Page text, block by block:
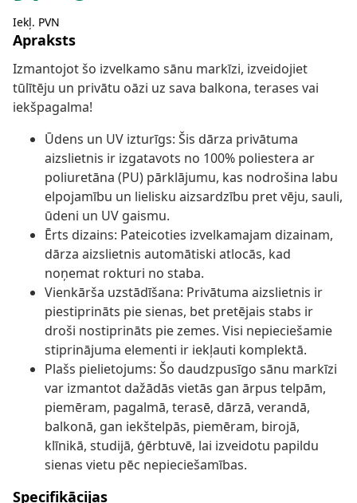
Iekļ. PVN
Apraksts
Izmantojot šo izvelkamo sānu markīzi, izveidojiet
tūlītēju un privātu oāzi uz sava balkona, terases vai
iekšpagalma!
Ūdens un UV izturīgs: Šis dārza privātuma
aizslietnis ir izgatavots no 100% poliestera ar
poliuretāna (PU) pārklājumu, kas nodrošina labu
elpojamību un lielisku aizsardzību pret vēju, sauli,
ūdeni un UV gaismu.
Ērts dizains: Pateicoties izvelkamajam dizainam,
dārza aizslietnis automātiski atlocās, kad
noņemat rokturi no staba.
Vienkārša uzstādīšana: Privātuma aizslietnis ir
piestiprināts pie sienas, bet pretējais stabs ir
droši nostiprināts pie zemes. Visi nepieciešamie
stiprinājuma elementi ir iekļauti komplektā.
Plašs pielietojums: Šo daudzpusīgo sānu markīzi
var izmantot dažādās vietās gan ārpus telpām,
piemēram, pagalmā, terasē, dārzā, verandā,
balkonā, gan iekštelpās, piemēram, birojā,
klīnikā, studijā, ģērbtuvē, lai izveidotu papildu
sienas vietu pēc nepieciešamības.
Specifikācijas